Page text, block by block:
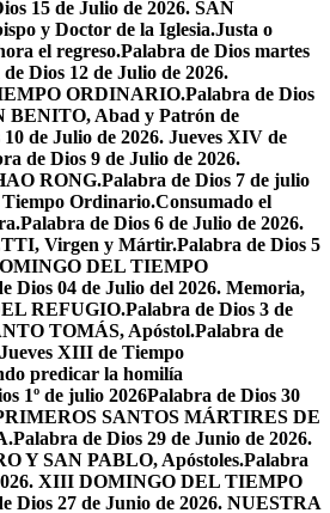
15 de Julio de 2026. SAN
y Doctor de la Iglesia.Justa o
el regreso.Palabra de Dios martes
Dios 12 de Julio de 2026.
ORDINARIO.Palabra de Dios
BENITO, Abad y Patrón de
de Julio de 2026. Jueves XIV de
de Dios 9 de Julio de 2026.
RONG.Palabra de Dios 7 de julio
Ordinario.Consumado el
Palabra de Dios 6 de Julio de 2026.
Virgen y Mártir.Palabra de Dios 5
DEL TIEMPO
Dios 04 de Julio del 2026. Memoria,
REFUGIO.Palabra de Dios 3 de
TOMÁS, Apóstol.Palabra de
XIII de Tiempo
predicar la homilía
1º de julio 2026Palabra de Dios 30
SANTOS MÁRTIRES DE
Palabra de Dios 29 de Junio de 2026.
Y SAN PABLO, Apóstoles.Palabra
XIII DOMINGO DEL TIEMPO
Dios 27 de Junio de 2026. NUESTRA